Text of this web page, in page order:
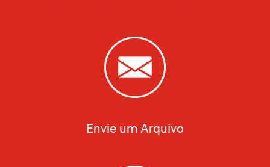
Envie um Arquivo